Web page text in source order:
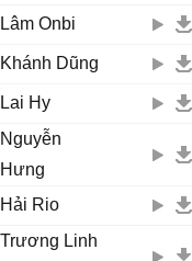
Lâm Onbi
Khánh Dũng
Lai Hy
Nguyễn
Hưng
Hải Rio
Trương Linh